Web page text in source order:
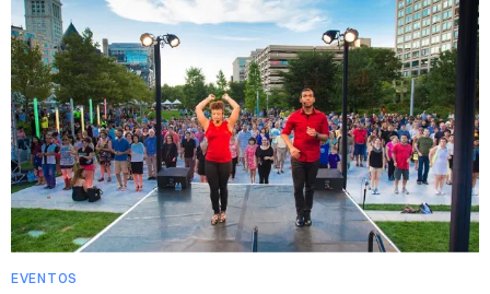
EVENTOS